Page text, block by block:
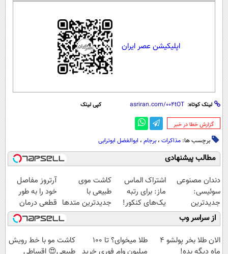
اپلیکیشن عصر ایران
لینک کوتاه: کپی لینک
‌گزارش خطا در خبر
برچسب ها: مذاکرات ، برجام ، ابوالفضل ابوترابی
مطالب پیشنهادی
دندان مصنوعی
سوئیسی:
جدیدترین
فناوری اروپا،
سبک و مقاوم |
پرداخت قسطی
اشتراک الماس
ماز: برای رتبه
یک‌های کنکور!
کاشت موی
طبیعی با
جدیدترین متدها
و قیمت عالی
آرتروز مفاصل
خود را به طور
قطعی درمان
کنید!
◗پرسش‌نامه◖
از سراسر وب
الان طلا بخر پولشو 4
ماه دیگه بده!
طلا میخوای؟ تا 100
میلیون وام فوری خرید
کاشت مو با خط رویش
طبیعی😍 اقساطی